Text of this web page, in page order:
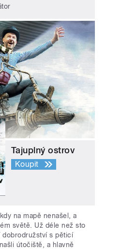
Tajuplný ostrov
Koupit
na mapě nenašel, a
světě. Už déle než sto
dobrodružství s pěticí
útočiště, a hlavně